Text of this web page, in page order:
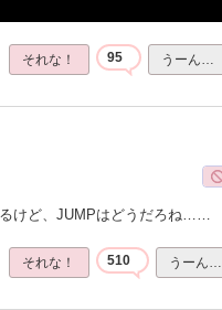
それな！ 95 うーん…
けど、JUMPはどうだろね……
それな！ 510 うーん…